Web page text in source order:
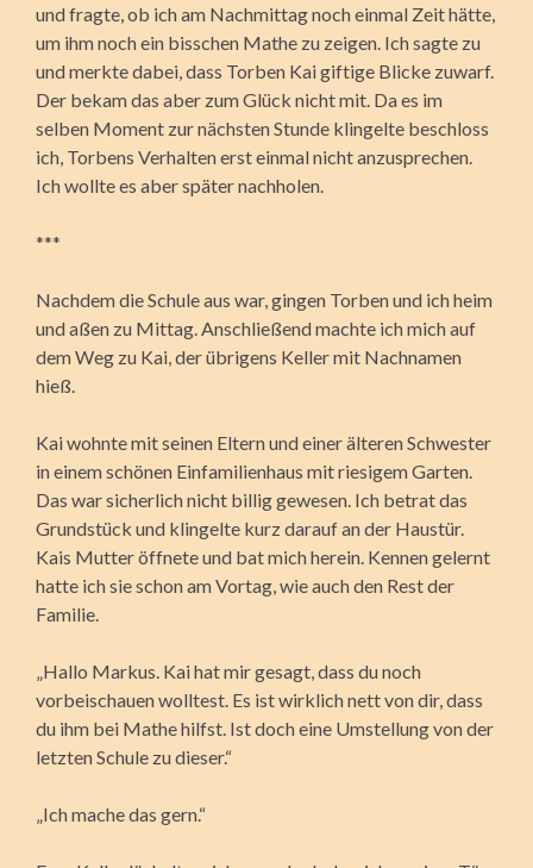
und fragte, ob ich am Nachmittag noch einmal Zeit hätte,
um ihm noch ein bisschen Mathe zu zeigen. Ich sagte zu
und merkte dabei, dass Torben Kai giftige Blicke zuwarf.
Der bekam das aber zum Glück nicht mit. Da es im
selben Moment zur nächsten Stunde klingelte beschloss
ich, Torbens Verhalten erst einmal nicht anzusprechen.
Ich wollte es aber später nachholen.
***
Nachdem die Schule aus war, gingen Torben und ich heim
und aßen zu Mittag. Anschließend machte ich mich auf
dem Weg zu Kai, der übrigens Keller mit Nachnamen
hieß.
Kai wohnte mit seinen Eltern und einer älteren Schwester
in einem schönen Einfamilienhaus mit riesigem Garten.
Das war sicherlich nicht billig gewesen. Ich betrat das
Grundstück und klingelte kurz darauf an der Haustür.
Kais Mutter öffnete und bat mich herein. Kennen gelernt
hatte ich sie schon am Vortag, wie auch den Rest der
Familie.
„Hallo Markus. Kai hat mir gesagt, dass du noch
vorbeischauen wolltest. Es ist wirklich nett von dir, dass
du ihm bei Mathe hilfst. Ist doch eine Umstellung von der
letzten Schule zu dieser.“
„Ich mache das gern.“